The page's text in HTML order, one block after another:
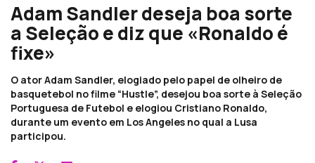
Adam Sandler deseja boa sorte
a Seleção e diz que «Ronaldo é
fixe»
O ator Adam Sandler, elogiado pelo papel de olheiro de
basquetebol no filme “Hustle”, desejou boa sorte à Seleção
Portuguesa de Futebol e elogiou Cristiano Ronaldo,
durante um evento em Los Angeles no qual a Lusa
participou.